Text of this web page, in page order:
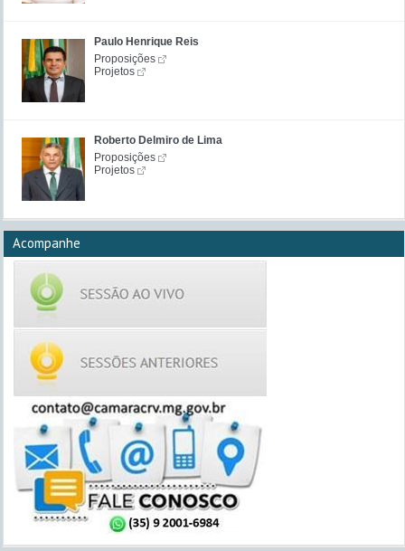
Paulo Henrique Reis
Proposições
Projetos
Roberto Delmiro de Lima
Proposições
Projetos
Acompanhe